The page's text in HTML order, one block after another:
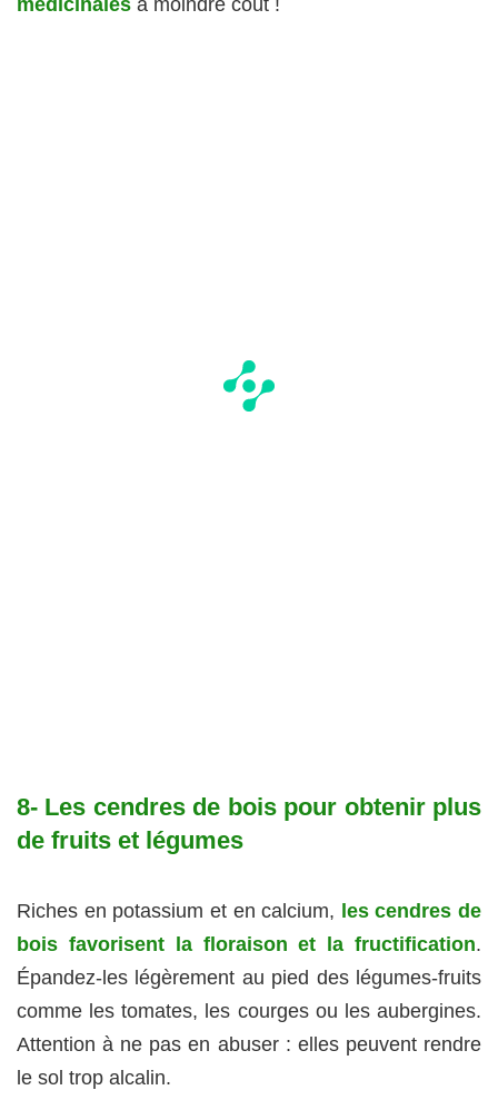
médicinales à moindre coût !
8- Les cendres de bois pour obtenir plus
de fruits et légumes
Riches en potassium et en calcium, les cendres de
bois favorisent la floraison et la fructification.
Épandez-les légèrement au pied des légumes-fruits
comme les tomates, les courges ou les aubergines.
Attention à ne pas en abuser : elles peuvent rendre
le sol trop alcalin.